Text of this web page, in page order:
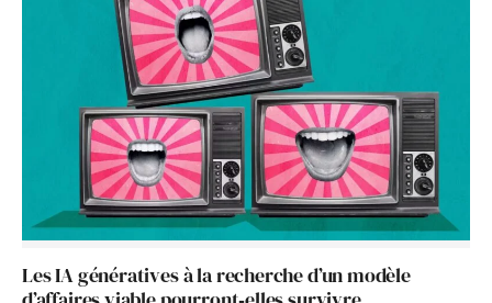
Les IA génératives à la recherche d’un modèle